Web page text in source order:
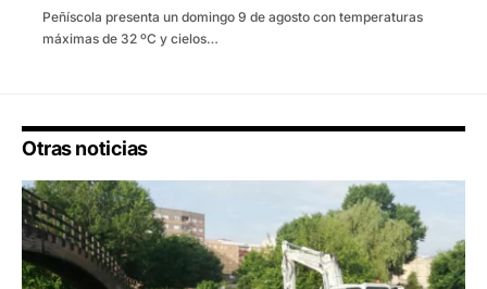
Peñíscola presenta un domingo 9 de agosto con temperaturas
máximas de 32 ºC y cielos…
Otras noticias